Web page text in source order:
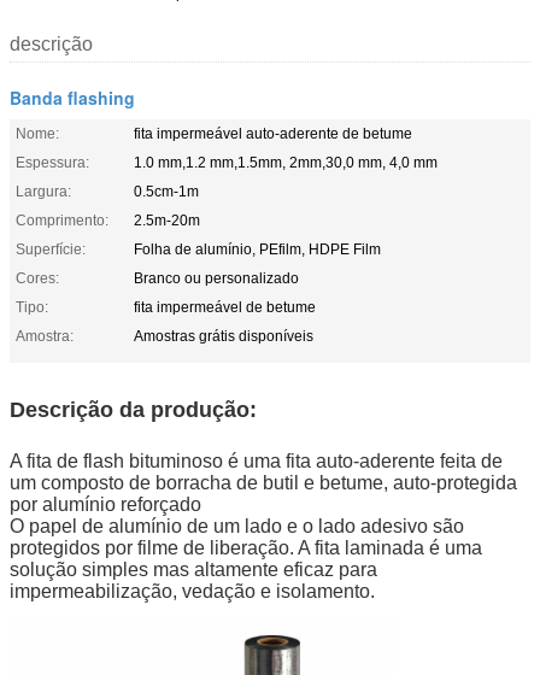
descrição
Banda flashing
Nome:
fita impermeável auto-aderente de betume
Espessura:
1.0 mm,1.2 mm,1.5mm, 2mm,30,0 mm, 4,0 mm
Largura:
0.5cm-1m
Comprimento:
2.5m-20m
Superfície:
Folha de alumínio, PEfilm, HDPE Film
Cores:
Branco ou personalizado
Tipo:
fita impermeável de betume
Amostra:
Amostras grátis disponíveis
Descrição da produção:
A fita de flash bituminoso é uma fita auto-aderente feita de
um composto de borracha de butil e betume, auto-protegida
por alumínio reforçado
O papel de alumínio de um lado e o lado adesivo são
protegidos por filme de liberação. A fita laminada é uma
solução simples mas altamente eficaz para
impermeabilização, vedação e isolamento.